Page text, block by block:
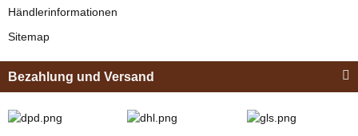
Händlerinformationen
Sitemap
Bezahlung und Versand